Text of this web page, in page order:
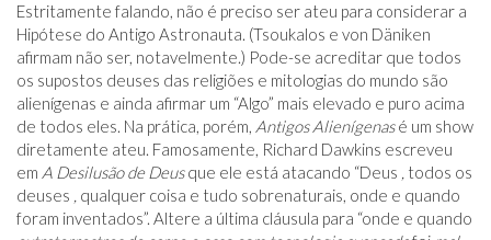
Estritamente falando, não é preciso ser ateu para considerar a
Hipótese do Antigo Astronauta. (Tsoukalos e von Däniken
afirmam não ser, notavelmente.) Pode-se acreditar que todos
os supostos deuses das religiões e mitologias do mundo são
alienígenas e ainda afirmar um “Algo” mais elevado e puro acima
de todos eles. Na prática, porém, Antigos Alienígenasé um show
diretamente ateu. Famosamente, Richard Dawkins escreveu
em A Desilusão de Deusque ele está atacando “Deus , todos os
deuses , qualquer coisa e tudo sobrenaturais, onde e quando
foram inventados”. Altere a última cláusula para “onde e quando